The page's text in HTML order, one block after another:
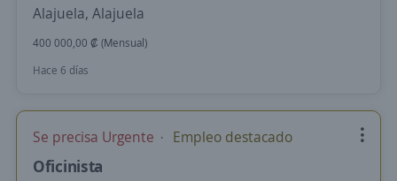
Alajuela, Alajuela
400 000,00 ₡ (Mensual)
Hace 6 días
Se precisa Urgente Empleo destacado
Oficinista